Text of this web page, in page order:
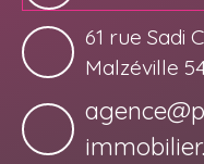
61 rue Sadi
Malzéville